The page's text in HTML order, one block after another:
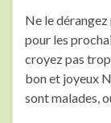
Ne le
pour les
croyez pas
bon et joyeux
sont malades,